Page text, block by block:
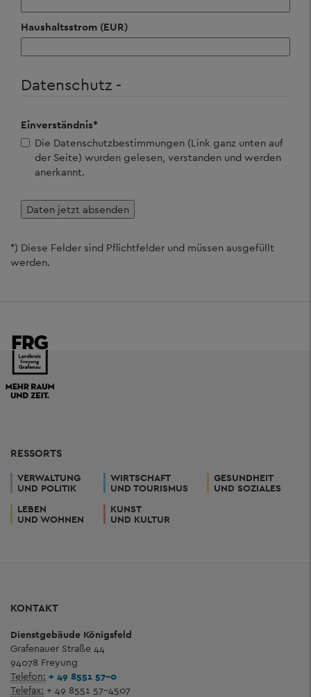
Haushaltsstrom (EUR)
Datenschutz -
Einverständnis*
Die Datenschutzbestimmungen (Link ganz unten auf
der Seite) wurden gelesen, verstanden und werden
anerkannt.
*) Diese Felder sind Pflichtfelder und müssen ausgefüllt
werden.
RESSORTS
VERWALTUNG
UND POLITIK
WIRTSCHAFT
UND TOURISMUS
GESUNDHEIT
UND SOZIALES
LEBEN
UND WOHNEN
KUNST
UND KULTUR
KONTAKT
Dienstgebäude Königsfeld
Grafenauer Straße 44
94078 Freyung
Telefon: + 49 8551 57-0
Telefax: + 49 8551 57-4507